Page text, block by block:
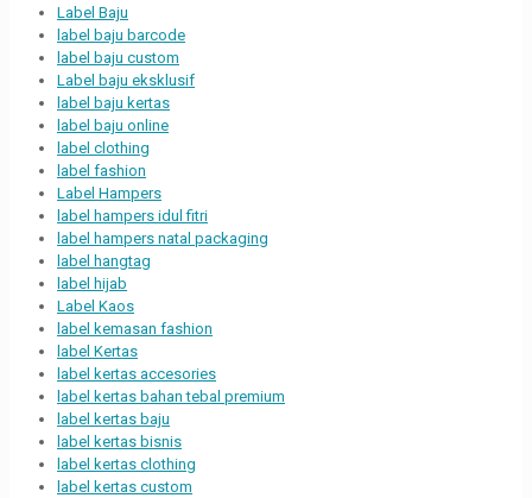
Label Baju
label baju barcode
label baju custom
Label baju eksklusif
label baju kertas
label baju online
label clothing
label fashion
Label Hampers
label hampers idul fitri
label hampers natal packaging
label hangtag
label hijab
Label Kaos
label kemasan fashion
label Kertas
label kertas accesories
label kertas bahan tebal premium
label kertas baju
label kertas bisnis
label kertas clothing
label kertas custom